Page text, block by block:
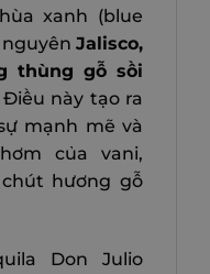
xanh (blue
Jalisco,
thùng gỗ sồi
Điều này tạo ra
mạnh mẽ và
của vani,
hương gỗ
Don Julio